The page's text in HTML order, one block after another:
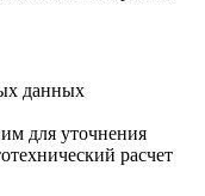
данных
для уточнения
расчет